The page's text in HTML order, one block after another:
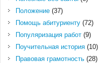
Положение(37)
Помощь абитуриенту(72)
Популяризация работ(9)
Поучительная история(10)
Правовая грамотность(28)